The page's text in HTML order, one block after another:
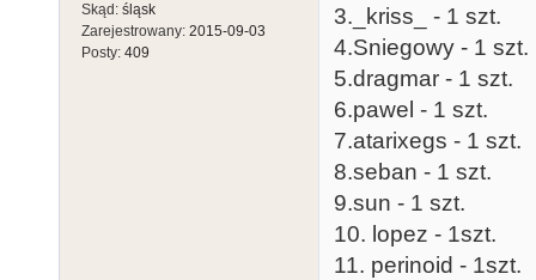
Skąd: śląsk
Zarejestrowany: 2015-09-03
Posty: 409
3._kriss_ - 1 szt.
4.Sniegowy - 1 szt.
5.dragmar - 1 szt.
6.pawel - 1 szt.
7.atarixegs - 1 szt.
8.seban - 1 szt.
9.sun - 1 szt.
10. lopez - 1szt.
11. perinoid - 1szt.